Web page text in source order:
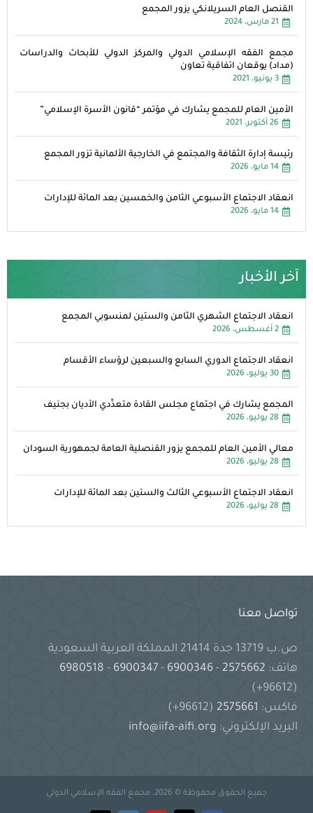
القنصل العام السريلانكي يزور المجمع
21 مارس، 2024
مجمع الفقه الإسلامي الدولي والمركز الدولي للأبحاث والدراسات
(مداد) يوقعان اتفاقية تعاون
3 يونيو، 2021
الأمين العام للمجمع يشارك في مؤتمر “قانون الأسرة الإسلامي”
26 أكتوبر، 2021
رئيسة إدارة الثقافة والمجتمع في الخارجية الألمانية تزور المجمع
14 مايو، 2026
انعقاد الاجتماع الأسبوعي الثامن والخمسين بعد المائة للإدارات
14 مايو، 2026
آخر الأخبار
انعقاد الاجتماع الشهري الثامن والستين لمنسوبي المجمع
2 أغسطس، 2026
انعقاد الاجتماع الدوري السابع والسبعين لرؤساء الأقسام
30 يوليو، 2026
المجمع يشارك في اجتماع مجلس القادة متعدِّدي الأديان بجنيف
28 يوليو، 2026
معالي الأمين العام للمجمع يزور القنصلية العامة لجمهورية السودان
28 يوليو، 2026
انعقاد الاجتماع الأسبوعي الثالث والستين بعد المائة للإدارات
28 يوليو، 2026
تواصل معنا
ص.ب 13719 جدة 21414 المملكة العربية السعودية
هاتف:
-
6900346
-
6900347
-
(96612+)
فاكس:
(96612+)
البريد الإلكتروني: info@iifa-aifi.org
جميع الحقوق محفوظة © 2026، مجمع الفقه الإسلامي الدولي